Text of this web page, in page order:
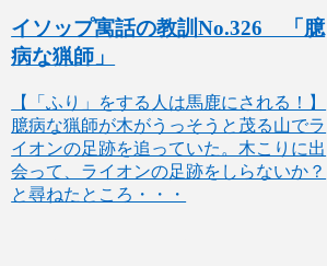
イソップ寓話の教訓No.326 「臆
病な猟師」
【「ふり」をする人は馬鹿にされる！】
臆病な猟師が木がうっそうと茂る山でラ
イオンの足跡を追っていた。木こりに出
会って、ライオンの足跡をしらないか？
と尋ねたところ・・・